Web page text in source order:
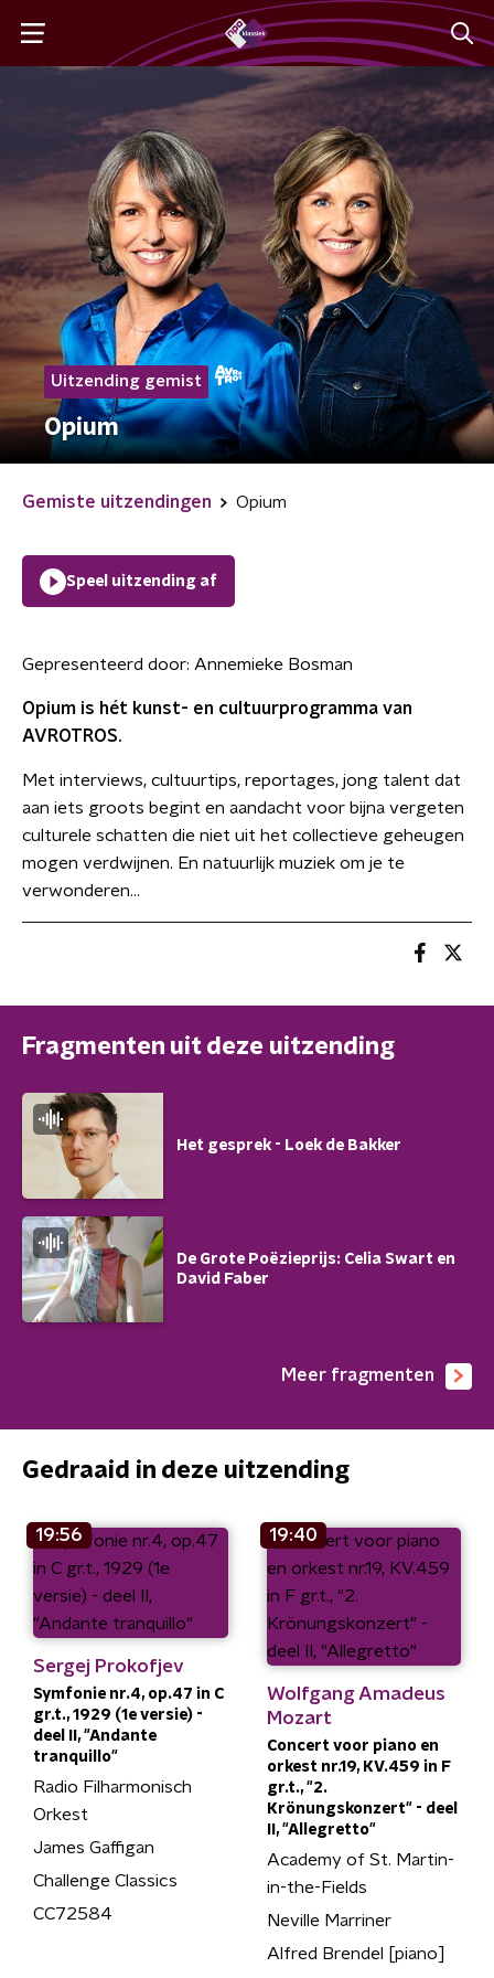
Uitzending gemist
Opium
Gemiste uitzendingen Opium
Speel uitzending af
Gepresenteerd door: Annemieke Bosman
Opium is hét kunst- en cultuurprogramma van
AVROTROS.
Met interviews, cultuurtips, reportages, jong talent dat
aan iets groots begint en aandacht voor bijna vergeten
culturele schatten die niet uit het collectieve geheugen
mogen verdwijnen. En natuurlijk muziek om je te
verwonderen...
Fragmenten uit deze uitzending
Het gesprek - Loek de Bakker
De Grote Poëzieprijs: Celia Swart en
David Faber
Meer fragmenten
Gedraaid in deze uitzending
19:56
Sergej Prokofjev
Symfonie nr.4, op.47 in C
gr.t., 1929 (1e versie) -
deel II, "Andante
tranquillo"
Radio Filharmonisch
Orkest
James Gaffigan
Challenge Classics
CC72584
19:40
Wolfgang Amadeus
Mozart
Concert voor piano en
orkest nr.19, KV.459 in F
gr.t., "2.
Krönungskonzert" - deel
II, "Allegretto"
Academy of St. Martin-
in-the-Fields
Neville Marriner
Alfred Brendel [piano]